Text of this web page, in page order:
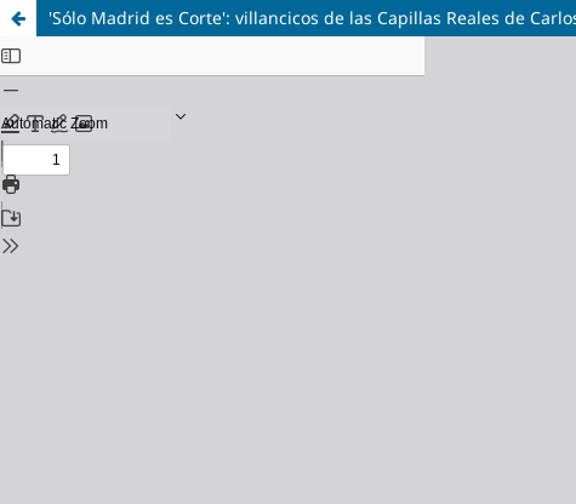
'Sólo Madrid es Corte': villancicos de las Capillas Reales de